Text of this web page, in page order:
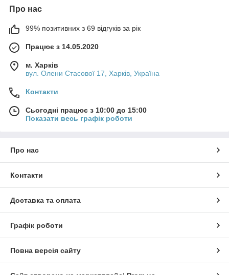
Про нас
99% позитивних з 69 відгуків за рік
Працює з 14.05.2020
м. Харків
вул. Олени Стасової 17, Харків, Україна
Контакти
Сьогодні працює з 10:00 до 15:00
Показати весь графік роботи
Про нас
Контакти
Доставка та оплата
Графік роботи
Повна версія сайту